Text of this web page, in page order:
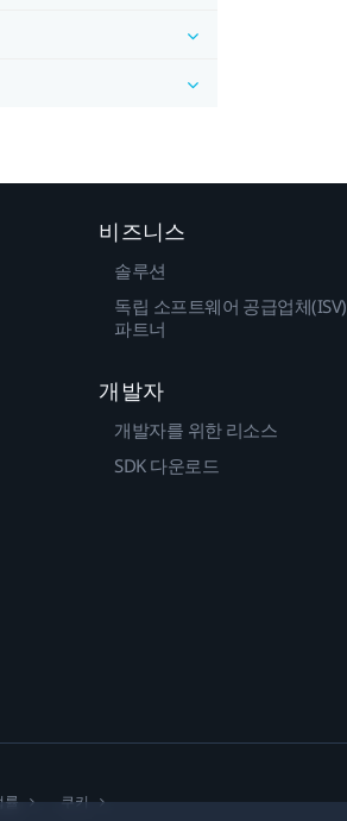
비즈니스
솔루션
독립 소프트웨어 공급업체(ISV)
파트너
개발자
개발자를 위한 리소스
SDK 다운로드
률 쿠키